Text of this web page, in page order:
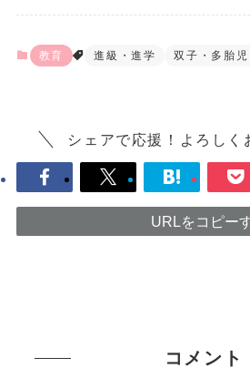
教育 進級・進学 双子・多胎児
シェアで応援！よろしく
URLをコピー
コメント